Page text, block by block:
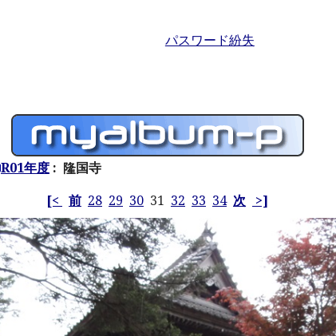
パスワード紛失
R01年度 : 隆国寺
[< 前 28 29 30 31 32 33 34 次 >]